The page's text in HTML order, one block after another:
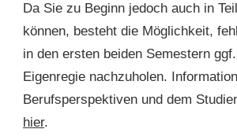
Da Sie zu Beginn jedoch auch in
können, besteht die Möglichkeit,
in den ersten beiden Semestern
Eigenregie nachzuholen.
Berufsperspektiven und dem
hier.